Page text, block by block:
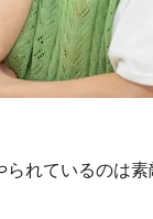
れているのは